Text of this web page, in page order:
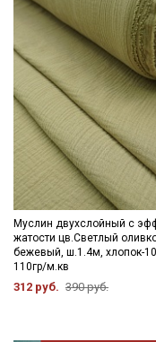
Муслин двухслойный с
жатости цв.Светлый
бежевый, ш.1.4м, хлопок-
110гр/м.кв
312 руб. 390 руб.